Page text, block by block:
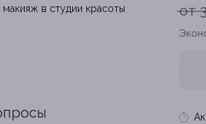
от